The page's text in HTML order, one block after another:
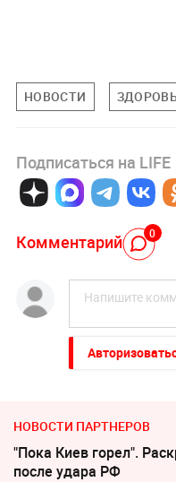
НОВОСТИ
Подписаться на LIFE
Комментарий 0
НОВОСТИ ПАРТНЕРОВ
"Пока Киев горел".
после удара РФ